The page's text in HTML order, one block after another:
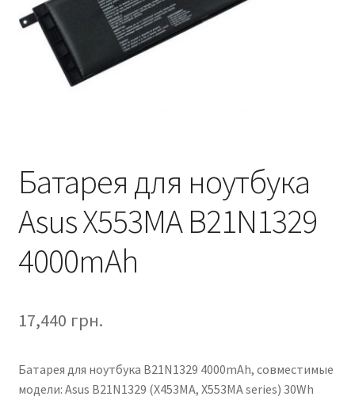
Батарея для ноутбука
Asus X553MA B21N1329
4000mAh
17,440 грн.
Батарея для ноутбука B21N1329 4000mAh, совместимые
модели: Asus B21N1329 (X453MA, X553MA series) 30Wh